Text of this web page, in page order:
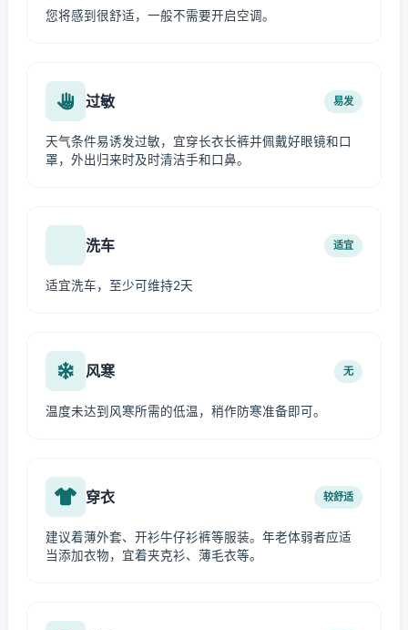
您将感到很舒适，一般不需要开启空调。
过敏 易发
天气条件易诱发过敏，宜穿长衣长裤并佩戴好眼镜和口
罩，外出归来时及时清洁手和口鼻。
洗车 适宜
适宜洗车，至少可维持2天
风寒 无
温度未达到风寒所需的低温，稍作防寒准备即可。
穿衣 较舒适
建议着薄外套、开衫牛仔衫裤等服装。年老体弱者应适
当添加衣物，宜着夹克衫、薄毛衣等。